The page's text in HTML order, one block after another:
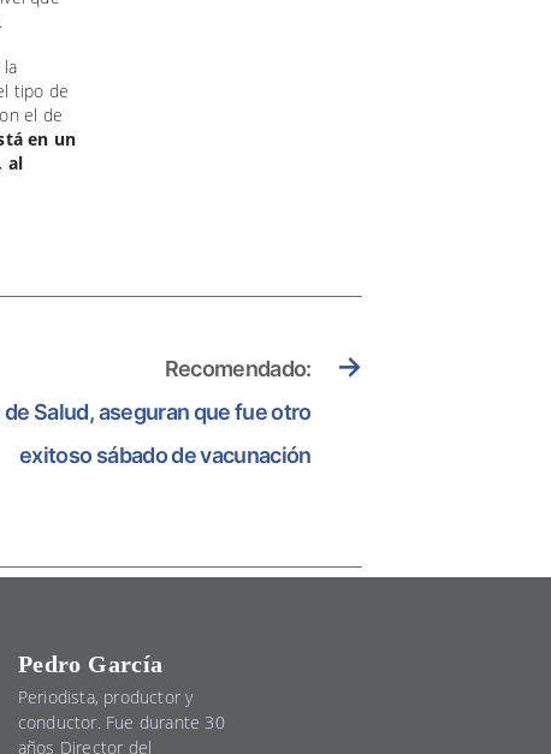
tipo de
el de
en un
al
→
Recomendado:
Salud, aseguran que fue otro
exitoso sábado de vacunación
Pedro García
Periodista, productor y
conductor. Fue durante 30
años Director del